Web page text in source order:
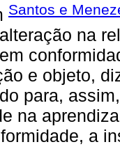
Santos e
na
e objeto,
para,
na
a